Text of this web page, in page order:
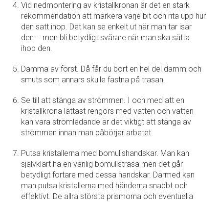
Vid nedmontering av kristallkronan är det en stark
rekommendation att markera varje bit och rita upp hur
den satt ihop. Det kan se enkelt ut när man tar isär
den – men bli betydligt svårare när man ska sätta
ihop den.
Damma av först. Då får du bort en hel del damm och
smuts som annars skulle fastna på trasan.
Se till att stänga av strömmen. I och med att en
kristallkrona lättast rengörs med vatten och vatten
kan vara strömledande är det viktigt att stänga av
strömmen innan man påbörjar arbetet.
Putsa kristallerna med bomullshandskar. Man kan
självklart ha en vanlig bomullstrasa men det går
betydligt fortare med dessa handskar. Därmed kan
man putsa kristallerna med händerna snabbt och
effektivt. De allra största prismorna och eventuella